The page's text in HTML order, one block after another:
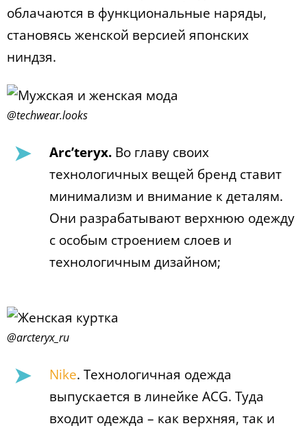
облачаются в функциональные наряды,
становясь женской версией японских
ниндзя.
@techwear.looks
Arc’teryx. Во главу своих
технологичных вещей бренд ставит
минимализм и внимание к деталям.
Они разрабатывают верхнюю одежду
с особым строением слоев и
технологичным дизайном;
@arcteryx_ru
Nike. Технологичная одежда
выпускается в линейке ACG. Туда
входит одежда – как верхняя, так и